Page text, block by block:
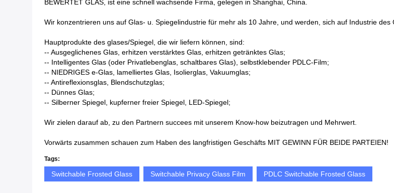
BEWERTET GLAS, ist eine schnell wachsende Firma, gelegen in Shanghai, China.
Wir konzentrieren uns auf Glas- u. Spiegelindustrie für mehr als 10 Jahre, und werden, sich auf Industrie
Hauptprodukte des glases/Spiegel, die wir liefern können, sind:
-- Ausgeglichenes Glas, erhitzen verstärktes Glas, erhitzen getränktes Glas;
-- Intelligentes Glas (oder Privatlebenglas, schaltbares Glas), selbstklebender PDLC-Film;
-- NIEDRIGES e-Glas, lamelliertes Glas, Isolierglas, Vakuumglas;
-- Antireflexionsglas, Blendschutzglas;
-- Dünnes Glas;
-- Silberner Spiegel, kupferner freier Spiegel, LED-Spiegel;
Wir zielen darauf ab, zu den Partnern succees mit unserem Know-how beizutragen und Mehrwert.
Vorwärts zusammen schauen zum Haben des langfristigen Geschäfts MIT GEWINN FÜR BEIDE PARTEIEN!
Tags:
Switchable Frosted Glass Switchable Privacy Glass Film PDLC Switchable Frosted Glass